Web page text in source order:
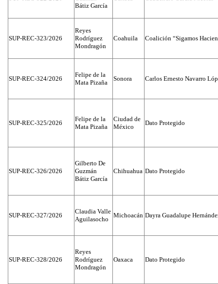
Bátiz García
SUP-REC-323/2026
Reyes
Rodríguez
Mondragón
Coahuila Coalición “Sigamos
SUP-REC-324/2026
Felipe de la
Mata Pizaña
Sonora Carlos Ernesto Navarro
SUP-REC-325/2026
Felipe de la
Mata Pizaña
Ciudad de
México
Dato Protegido
SUP-REC-326/2026
Gilberto De
Guzmán
Bátiz García
Chihuahua Dato Protegido
SUP-REC-327/2026
Claudia Valle
Aguilasocho
Michoacán Dayra Guadalupe
SUP-REC-328/2026
Reyes
Rodríguez
Mondragón
Oaxaca Dato Protegido